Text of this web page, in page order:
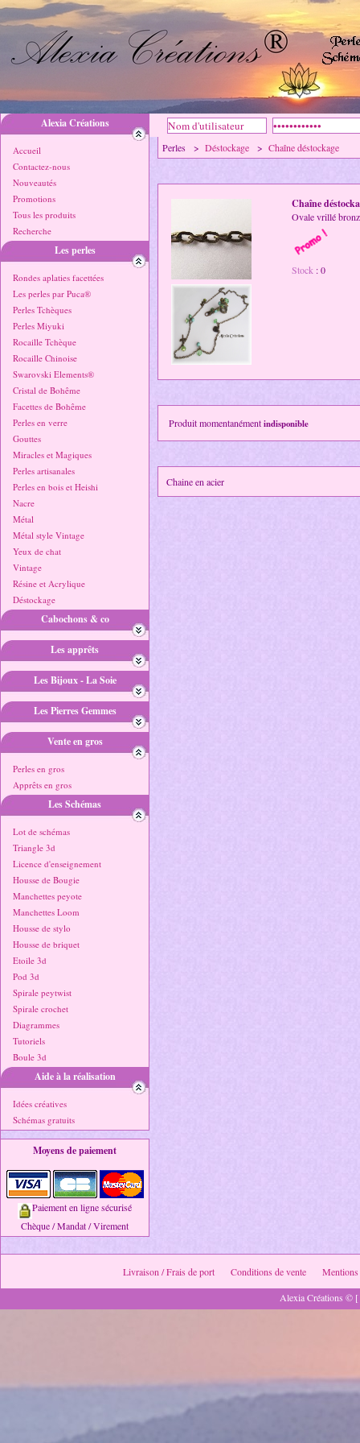
Alexia Créations
Accueil
Contactez-nous
Nouveautés
Promotions
Tous les produits
Recherche
Les perles
Rondes aplaties facettées
Les perles par Puca®
Perles Tchèques
Perles Miyuki
Rocaille Tchèque
Rocaille Chinoise
Swarovski Elements®
Cristal de Bohême
Facettes de Bohême
Perles en verre
Gouttes
Miracles et Magiques
Perles artisanales
Perles en bois et Heishi
Nacre
Métal
Métal style Vintage
Yeux de chat
Vintage
Résine et Acrylique
Déstockage
Cabochons & co
Les apprêts
Les Bijoux - La Soie
Les Pierres Gemmes
Vente en gros
Perles en gros
Apprêts en gros
Les Schémas
Lot de schémas
Triangle 3d
Licence d'enseignement
Housse de Bougie
Manchettes peyote
Manchettes Loom
Housse de stylo
Housse de briquet
Etoile 3d
Pod 3d
Spirale peytwist
Spirale crochet
Diagrammes
Tutoriels
Boule 3d
Aide à la réalisation
Idées créatives
Schémas gratuits
Moyens de paiement
Paiement en ligne sécurisé
Chèque / Mandat / Virement
Perles > Déstockage > Chaîne déstockage
Chaîne
Ovale vrillé
Stock : 0
Produit momentanémentindisponible
Chaine en acier
Livraison / Frais de port Conditions de vente
Mentions
Alexia Créations ©